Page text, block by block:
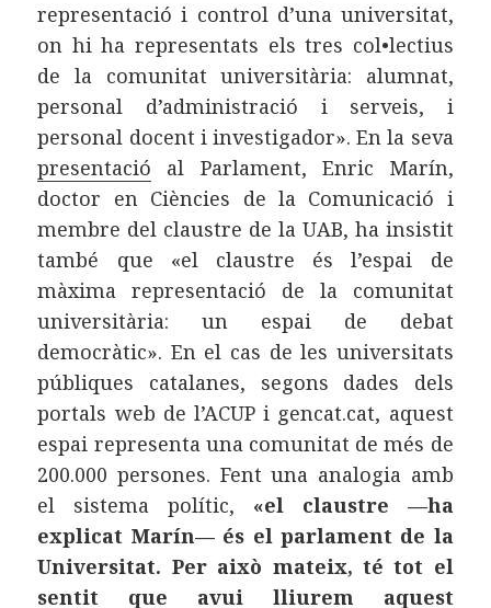
representació i control d’una universitat,
on hi ha representats els tres col•lectius
de la comunitat universitària: alumnat,
personal d’administració i serveis, i
personal docent i investigador». En la seva
presentació al Parlament, Enric Marín,
doctor en Ciències de la Comunicació i
membre del claustre de la UAB, ha insistit
també que «el claustre és l’espai de
màxima representació de la comunitat
universitària: un espai de debat
democràtic». En el cas de les universitats
públiques catalanes, segons dades dels
portals web de l’ACUP i gencat.cat, aquest
espai representa una comunitat de més de
200.000 persones. Fent una analogia amb
el sistema polític, «el claustre —ha
explicat Marín— és el parlament de la
Universitat. Per això mateix, té tot el
sentit que avui lliurem aquest